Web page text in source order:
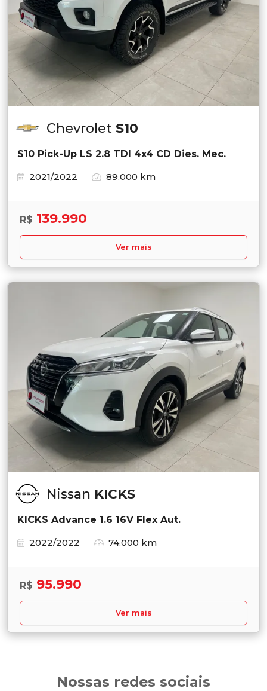
Chevrolet S10
S10 Pick-Up LS 2.8 TDI 4x4 CD Dies. Mec.
2021/2022
89.000 km
R$ 139.990
Ver mais
Nissan KICKS
KICKS Advance 1.6 16V Flex Aut.
2022/2022
74.000 km
R$ 95.990
Ver mais
Nossas redes sociais